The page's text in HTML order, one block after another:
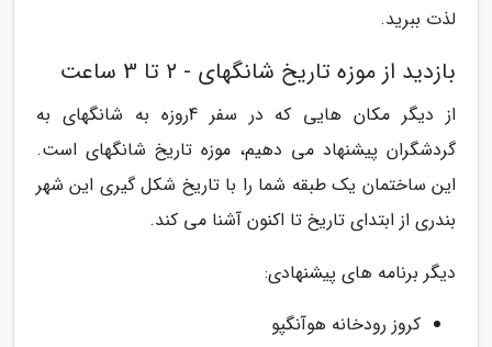
لذت ببرید.
بازدید از موزه تاریخ شانگهای - 2 تا 3 ساعت
از دیگر مکان هایی که در سفر 4روزه به شانگهای به
گردشگران پیشنهاد می دهیم، موزه تاریخ شانگهای است.
این ساختمان یک طبقه شما را با تاریخ شکل گیری این شهر
بندری از ابتدای تاریخ تا اکنون آشنا می کند.
دیگر برنامه های پیشنهادی:
کروز رودخانه هوآنگپو